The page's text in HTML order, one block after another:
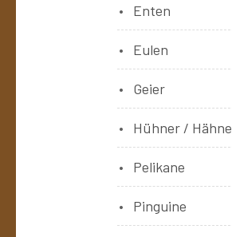
Enten
Eulen
Geier
Hühner / Hähne
Pelikane
Pinguine